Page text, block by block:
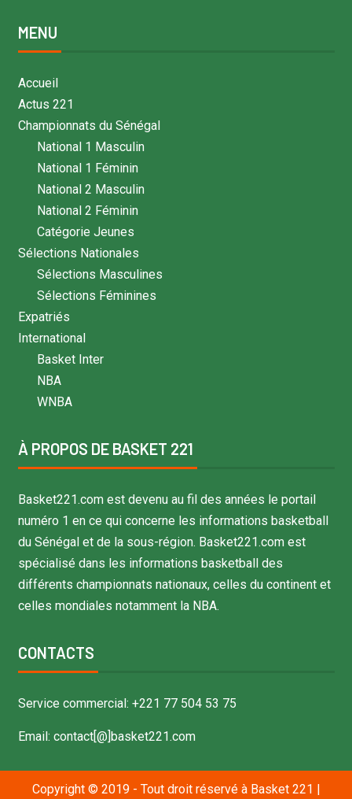
MENU
Accueil
Actus 221
Championnats du Sénégal
National 1 Masculin
National 1 Féminin
National 2 Masculin
National 2 Féminin
Catégorie Jeunes
Sélections Nationales
Sélections Masculines
Sélections Féminines
Expatriés
International
Basket Inter
NBA
WNBA
À PROPOS DE BASKET 221
Basket221.com est devenu au fil des années le portail
numéro 1 en ce qui concerne les informations basketball
du Sénégal et de la sous-région. Basket221.com est
spécialisé dans les informations basketball des
différents championnats nationaux, celles du continent et
celles mondiales notamment la NBA.
CONTACTS
Service commercial: +221 77 504 53 75
Email: contact[@]basket221.com
Copyright © 2019 - Tout droit réservé à Basket 221